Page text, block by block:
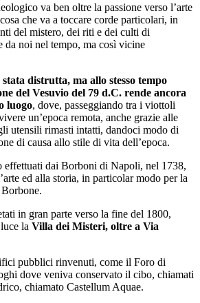
va ben oltre la passione verso l’arte
che va a toccare corde particolari, in
del mistero, dei riti e dei culti di
da noi nel tempo, ma così vicine
distrutta, ma allo stesso tempo
del Vesuvio del 79 d.C. rende ancora
luogo, dove, passeggiando tra i viottoli
un’epoca remota, anche grazie alle
utensili rimasti intatti, dandoci modo di
di causa allo stile di vita dell’epoca.
dai Borboni di Napoli, nel 1738,
ed alla storia, in particolar modo per la
in gran parte verso la fine del 1800,
la Villa dei Misteri, oltre a Via
pubblici rinvenuti, come il Foro di
dove veniva conservato il cibo, chiamati
chiamato Castellum Aquae.